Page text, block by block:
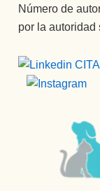
Número de
por la